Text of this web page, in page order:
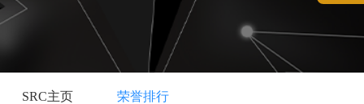
SRC主页 荣誉排行